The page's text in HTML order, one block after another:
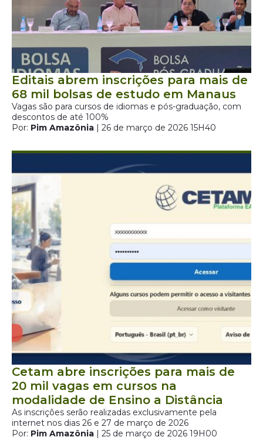
Editais abrem inscrições para mais de
68 mil bolsas de estudo em Manaus
Vagas são para cursos de idiomas e pós-graduação, com
descontos de até 100%
Por: Pim Amazônia | 26 de março de 2026 15H40
Cetam abre inscrições para mais de
20 mil vagas em cursos na
modalidade de Ensino a Distância
As inscrições serão realizadas exclusivamente pela
internet nos dias 26 e 27 de março de 2026
Por: Pim Amazônia | 25 de março de 2026 19H00